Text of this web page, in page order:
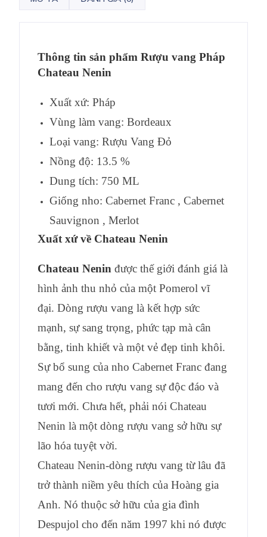
Thông tin sản phẩmRượu vang Pháp
Chateau Nenin
Xuất xứ: Pháp
Vùng làm vang: Bordeaux
Loại vang: Rượu Vang Đỏ
Nồng độ: 13.5 %
Dung tích: 750 ML
Giống nho: Cabernet Franc , Cabernet
Sauvignon , Merlot
Xuất xứ về Chateau Nenin
Chateau Nenin được thế giới đánh giá là
hình ảnh thu nhỏ của một Pomerol vĩ
đại. Dòng rượu vang là kết hợp sức
mạnh, sự sang trọng, phức tạp mà cân
bằng, tinh khiết và một vẻ đẹp tinh khôi.
Sự bổ sung của nho Cabernet Franc đang
mang đến cho rượu vang sự độc đáo và
tươi mới. Chưa hết, phải nói Chateau
Nenin là một dòng rượu vang sở hữu sự
lão hóa tuyệt vời.
Chateau Nenin-dòng rượu vang từ lâu đã
trở thành niềm yêu thích của Hoàng gia
Anh. Nó thuộc sở hữu của gia đình
Despujol cho đến năm 1997 khi nó được